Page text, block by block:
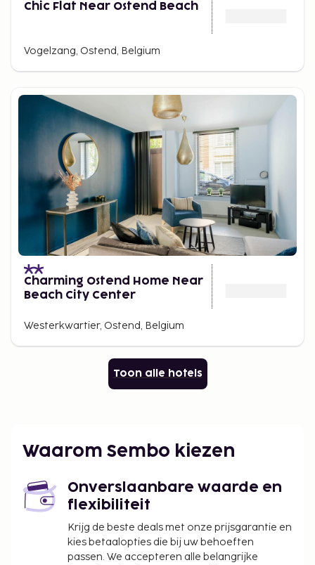
Chic Flat Near Ostend Beach
Vogelzang, Ostend, Belgium
Charming Ostend Home Near
Beach City Center
Westerkwartier, Ostend, Belgium
Toon alle hotels
Waarom Sembo kiezen
Onverslaanbare waarde en
flexibiliteit
Krijg de beste deals met onze prijsgarantie en
kies betaalopties die bij uw behoeften
passen. We accepteren alle belangrijke